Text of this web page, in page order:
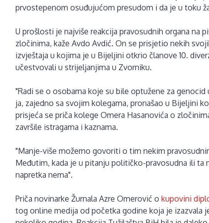
prvostepenom osuđujućom presudom i da je u toku
U prošlosti je najviše reakcija pravosudnih organa na
zločinima, kaže Avdo Avdić. On se prisjetio nekih
izvještaja u kojima je u Bijeljini otkrio članove 10.
učestvovali u strijeljanjima u Zvorniku.
"Radi se o osobama koje su bile optužene za
ja, zajedno sa svojim kolegama, pronašao u Bijeljini
prisjeća se priča kolege Omera Hasanovića o
završile istragama i kaznama.
"Manje-više možemo govoriti o tim nekim
Međutim, kada je u pitanju političko-pravosudna ili ta
napretka nema".
Priča novinarke Žurnala Azre Omerović okupovini
tog online medija od početka godine koja je izazvala